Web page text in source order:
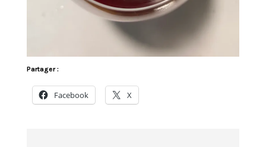
Partager :
Facebook X